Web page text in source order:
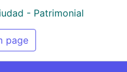
- Patrimonial
page